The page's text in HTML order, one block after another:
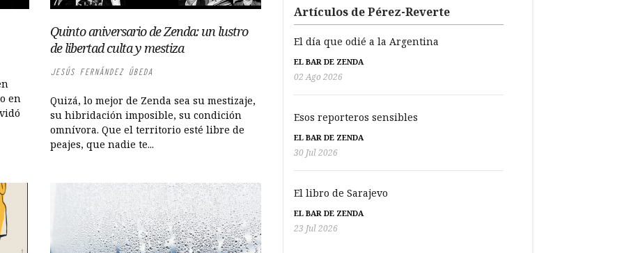
en
Quinto aniversario de Zenda: un lustro
de libertad culta y mestiza
JESÚS FERNÁNDEZ ÚBEDA
Quizá, lo mejor de Zenda sea su mestizaje,
su hibridación imposible, su condición
omnívora. Que el territorio esté libre de
peajes, que nadie te...
Artículos de Pérez-Reverte
El día que odié a la Argentina
EL BAR DE ZENDA
02 Ago 2026
Esos reporteros sensibles
EL BAR DE ZENDA
30 Jul 2026
El libro de Sarajevo
EL BAR DE ZENDA
23 Jul 2026